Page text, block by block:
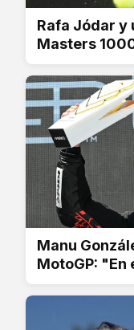
Rafa Jódar y
Masters
Manu
MotoGP: "En